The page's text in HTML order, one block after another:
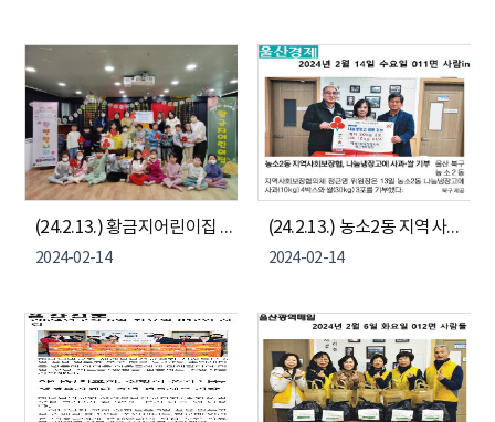
(24.2.13.) 황금지어린이집 - 농소2동나눔냉장고 물품 기부
2024-02-14
(24.2.13.) 농소2동 지역사회보장협의체 정근영 위원장 - 농소2동나눔냉장고 물품 기부
2024-02-14